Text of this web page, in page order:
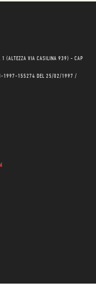
(ALTEZZA VIA CASILINA 939) - CAP
1997-155274 DEL 25/02/1997 /